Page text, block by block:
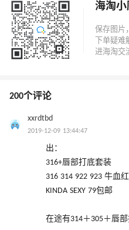
海淘小
200个评论
xxrdtbd
2019-12-09 13:44:47
出：
316+唇部打底套装
316 314 922 923 牛血红
KINDA SEXY 79包邮
在途有314＋305＋唇